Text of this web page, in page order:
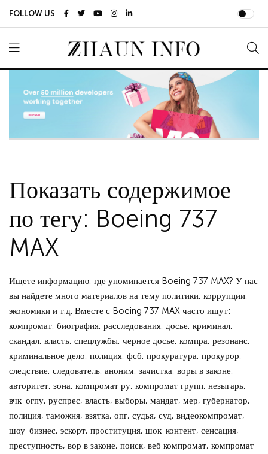
FOLLOW US
Показать содержимое
по тегу: Boeing 737
MAX
Ищете информацию, где упоминается Boeing 737 MAX? У нас
вы найдете много материалов на тему политики, коррупции,
экономики и т.д. Вместе с Boeing 737 MAX часто ищут:
компромат, биография, расследования, досье, криминал,
скандал, власть, спецлужбы, черное досье, компра, резонанс,
криминальное дело, полиция, фсб, прокуратура, прокурор,
следствие, следователь, аноним, зачистка, воры в законе,
авторитет, зона, компромат ру, компромат групп, незыгарь,
вчк-огпу, руспрес, власть, выборы, мандат, мер, губернатор,
полиция, таможня, взятка, опг, судья, суд, видеокомпромат,
шоу-бизнес, эскорт, проституция, шок-контент, сенсация,
преступность, вор в законе, поиск, веб компромат, компромат